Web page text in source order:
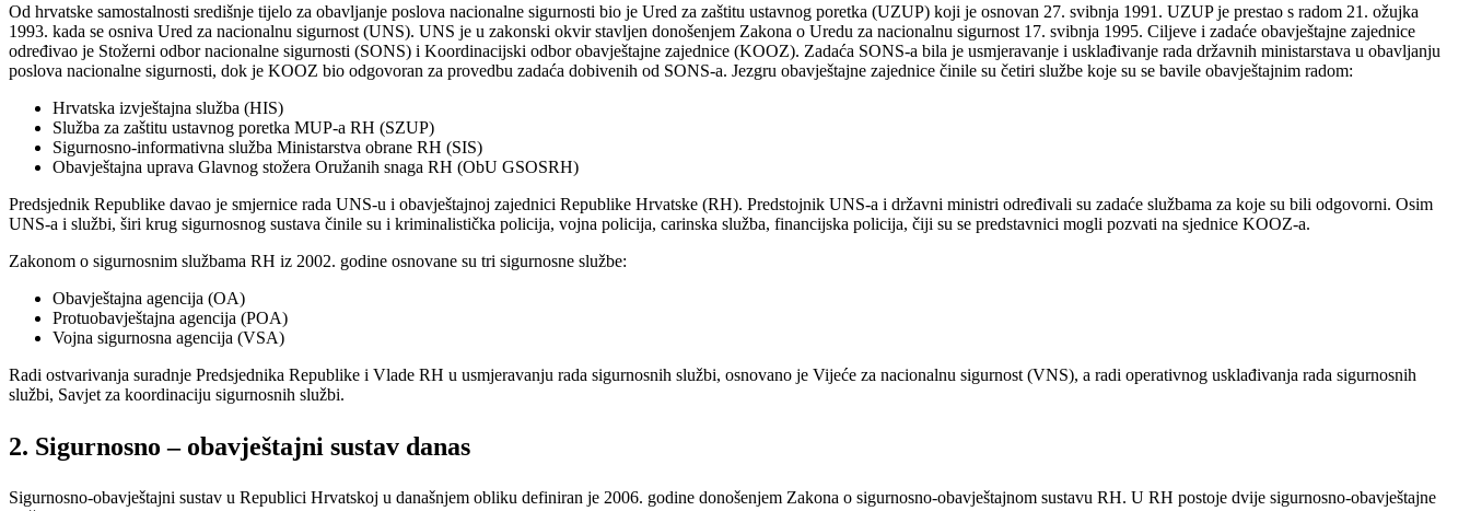
Od hrvatske samostalnosti središnje tijelo za obavljanje poslova nacionalne sigurnosti bio je Ured za zaštitu ustavnog poretka (UZUP) koji je osnovan 27. svibnja 1991. UZUP je prestao s radom 21. ožujka
1993. kada se osniva Ured za nacionalnu sigurnost (UNS). UNS je u zakonski okvir stavljen donošenjem Zakona o Uredu za nacionalnu sigurnost 17. svibnja 1995. Ciljeve i zadaće obavještajne zajednice
određivao je Stožerni odbor nacionalne sigurnosti (SONS) i Koordinacijski odbor obavještajne zajednice (KOOZ). Zadaća SONS-a bila je usmjeravanje i usklađivanje rada državnih ministarstava u obavljanju
poslova nacionalne sigurnosti, dok je KOOZ bio odgovoran za provedbu zadaća dobivenih od SONS-a. Jezgru obavještajne zajednice činile su četiri službe koje su se bavile obavještajnim radom:
Hrvatska izvještajna služba (HIS)
Služba za zaštitu ustavnog poretka MUP-a RH (SZUP)
Sigurnosno-informativna služba Ministarstva obrane RH (SIS)
Obavještajna uprava Glavnog stožera Oružanih snaga RH (ObU GSOSRH)
Predsjednik Republike davao je smjernice rada UNS-u i obavještajnoj zajednici Republike Hrvatske (RH). Predstojnik UNS-a i državni ministri određivali su zadaće službama za koje su bili odgovorni. Osim
UNS-a i službi, širi krug sigurnosnog sustava činile su i kriminalistička policija, vojna policija, carinska služba, financijska policija, čiji su se predstavnici mogli pozvati na sjednice KOOZ-a.
Zakonom o sigurnosnim službama RH iz 2002. godine osnovane su tri sigurnosne službe:
Obavještajna agencija (OA)
Protuobavještajna agencija (POA)
Vojna sigurnosna agencija (VSA)
Radi ostvarivanja suradnje Predsjednika Republike i Vlade RH u usmjeravanju rada sigurnosnih službi, osnovano je Vijeće za nacionalnu sigurnost (VNS), a radi operativnog usklađivanja rada sigurnosnih
službi, Savjet za koordinaciju sigurnosnih službi.
2. Sigurnosno – obavještajni sustav danas
Sigurnosno-obavještajni sustav u Republici Hrvatskoj u današnjem obliku definiran je 2006. godine donošenjem Zakona o sigurnosno-obavještajnom sustavu RH. U RH postoje dvije sigurnosno-obavještajne